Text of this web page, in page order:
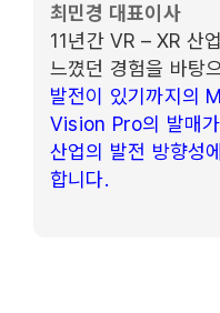
최민경 대표이사
11년간 VR – XR 산
느꼈던 경험을 바탕
발전이 있기까지의
Vision Pro의 발매
산업의 발전 방향성
합니다.